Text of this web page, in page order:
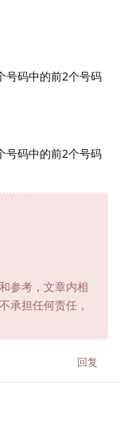
号码中的前2个号码
号码中的前2个号码
参考，文章内相
承担任何责任，
回复